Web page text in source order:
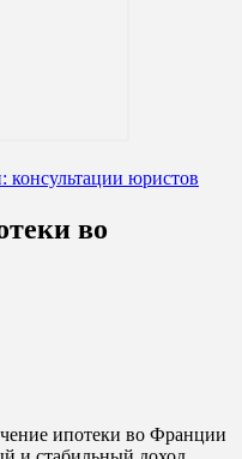
юристов
во
ипотеки во Франции